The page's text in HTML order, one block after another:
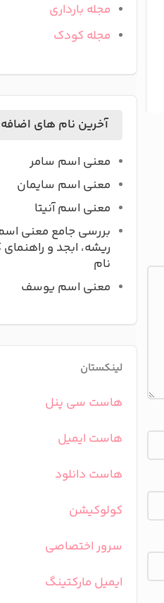
نوآ نامی پسرانه با
دیگر نام نوح است به
آسایش و راحتی. ریشه
مجله بارداری
مجله کودک
آخرین نام های
معنی اسم سامر
معنی اسم سایمان
معنی اسم آنیتا
بررسی جامع معنی
ریشه، ابجد و
نام
معنی اسم یوسف
لینکستان
هاست سی پنل
هاست ایمیل
هاست دانلود
کولوکیشن
سرور اختصاصی
ایمیل مارکتینگ